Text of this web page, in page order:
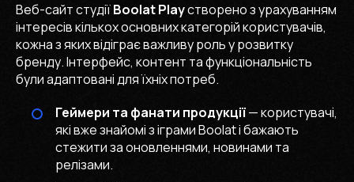
Веб-сайт студіїBoolat Playстворено з урахуванням
інтересів кількох основних категорій користувачів,
кожна з яких відіграє важливу роль у розвитку
бренду. Інтерфейс, контент та функціональність
були адаптовані для їхніх потреб.
Геймери та фанати продукції— користувачі,
які вже знайомі з іграми Boolat і бажають
стежити за оновленнями, новинами та
релізами.